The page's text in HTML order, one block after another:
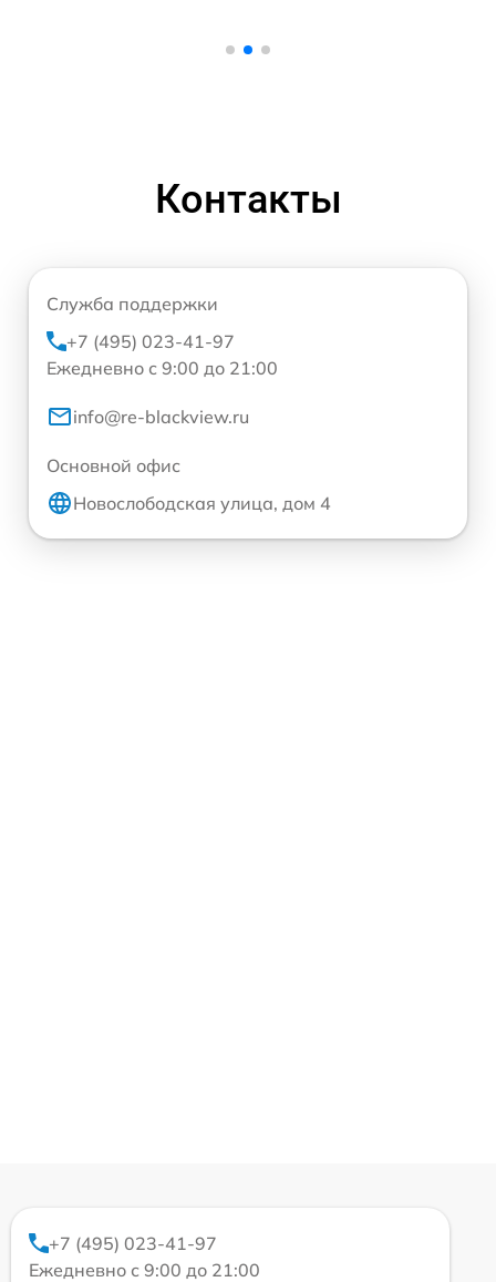
Контакты
Служба поддержки
+7 (495) 023-41-97
Ежедневно с 9:00 до 21:00
info@re-blackview.ru
Основной офис
Новослободская улица, дом 4
+7 (495) 023-41-97
Ежедневно с 9:00 до 21:00